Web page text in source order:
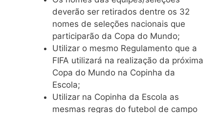
deverão ser retirados dentre os 32
nomes de seleções nacionais que
participarão da Copa do Mundo;
Utilizar o mesmo Regulamento que a
FIFA utilizará na realização da próxima
Copa do Mundo na Copinha da
Escola;
Utilizar na Copinha da Escola as
mesmas regras do futebol de campo